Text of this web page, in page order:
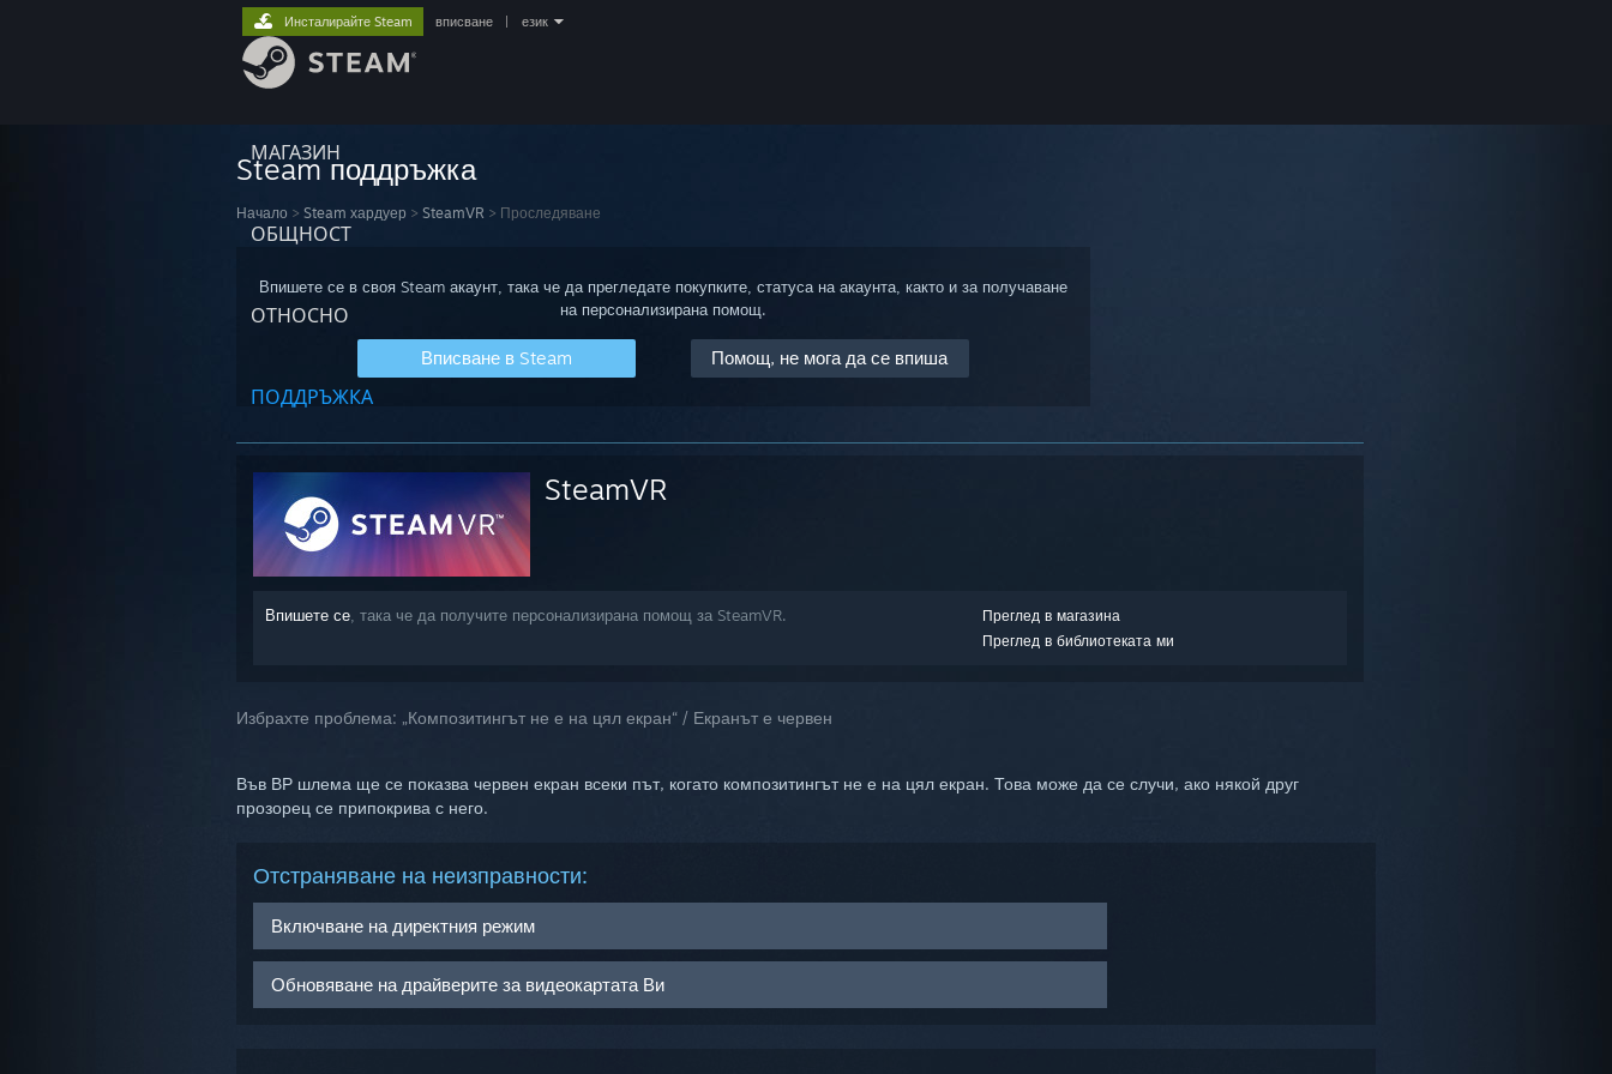
МАГАЗИН
ОБЩНОСТ
ОТНОСНО
ПОДДРЪЖКА
Инсталирайте Steam вписване език
Steam поддръжка
Начало > Steam хардуер > SteamVR > Проследяване
Впишете се в своя Steam акаунт, така че да прегледате покупките, статуса на акаунта, както и за получаване
на персонализирана помощ.
Вписване в Steam Помощ, не мога да се впиша
SteamVR
Преглед в магазина
Преглед в библиотеката ми
Впишете се , така че да получите персонализирана помощ за SteamVR.
Избрахте проблема: „Композитингът не е на цял екран“ / Екранът е червен
Във ВР шлема ще се показва червен екран всеки път, когато композитингът не е на цял екран. Това може да се случи, ако някой друг
прозорец се припокрива с него.
Отстраняване на неизправности:
Включване на директния режим
директния режим“.
Обновяване на драйверите за видеокартата Ви